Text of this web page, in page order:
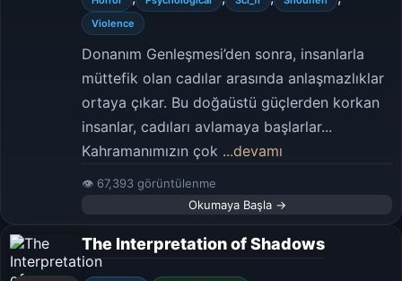
Violence
Donanım Genleşmesi’den sonra, insanlarla
müttefik olan cadılar arasında anlaşmazlıklar
ortaya çıkar. Bu doğaüstü güçlerden korkan
insanlar, cadıları avlamaya başlarlar...
Kahramanımızın çok ...devamı
👁 67,393 görüntülenme
Okumaya Başla →
The Interpretation of Shadows